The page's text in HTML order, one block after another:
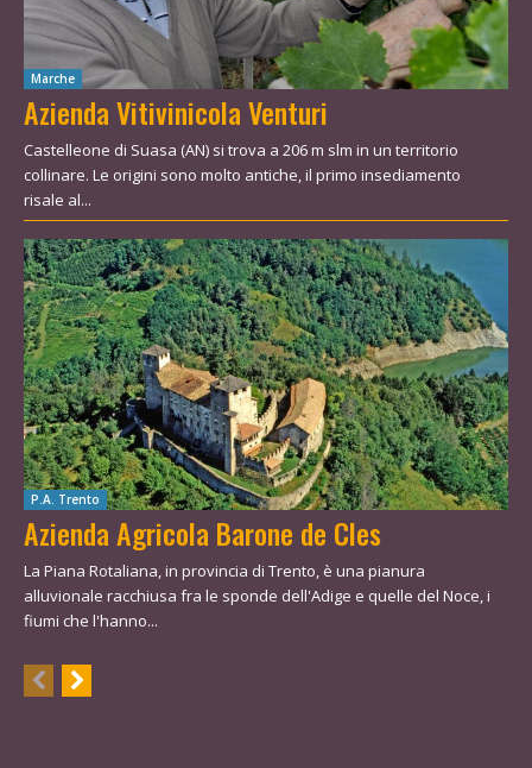
Marche
Azienda Vitivinicola Venturi
Castelleone di Suasa (AN) si trova a 206 m slm in un territorio
collinare. Le origini sono molto antiche, il primo insediamento
risale al...
P.A. Trento
Azienda Agricola Barone de Cles
La Piana Rotaliana, in provincia di Trento, è una pianura
alluvionale racchiusa fra le sponde dell'Adige e quelle del Noce, i
fiumi che l'hanno...